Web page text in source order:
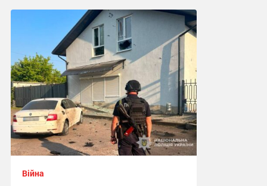
09:01 сьогодні
Війна